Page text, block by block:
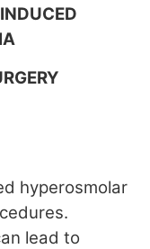
hyperosmolar
lead to